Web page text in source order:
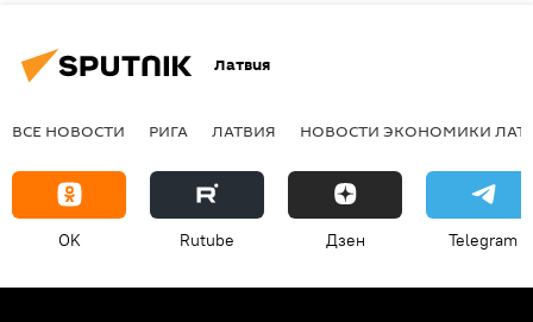
Латвия
ВСЕ НОВОСТИ РИГА ЛАТВИЯ НОВОСТИ ЭКОНОМИКИ
OK Rutube Дзен Telegram